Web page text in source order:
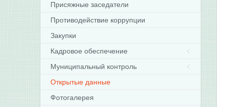
Присяжные заседатели
Противодействие коррупции
Закупки
Кадровое обеспечение
Муниципальный контроль
Открытые данные
Фотогалерея